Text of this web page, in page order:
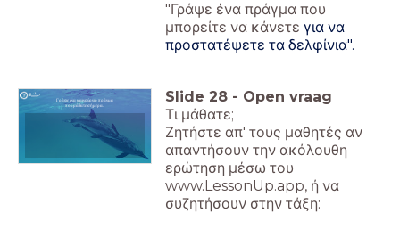
"Γράψε ένα πράγμα που
μπορείτε να κάνετε για να
προστατέψετε τα δελφίνια".
Γράψε ένα καινούργιο πράγμα
που μάθατε σήμερα.
Slide 28 - Open vraag
Τι μάθατε;
Ζητήστε απ' τους μαθητές αν
απαντήσουν την ακόλουθη
ερώτηση μέσω του
www.LessonUp.app, ή να
συζητήσουν στην τάξη: